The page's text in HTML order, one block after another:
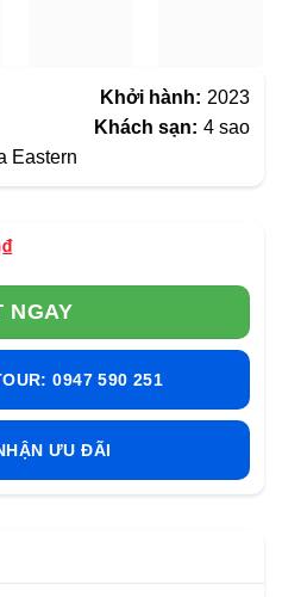
Khởi hành: 2023
Khách sạn: 4 sao
Eastern
₫
NGAY
0947 590 251
ƯU ĐÃI